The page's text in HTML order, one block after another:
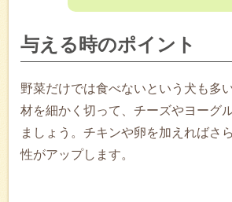
与える時のポイント
野菜だけでは食べないという犬も多
材を細かく切って、チーズやヨーグ
ましょう。チキンや卵を加えればさ
性がアップします。